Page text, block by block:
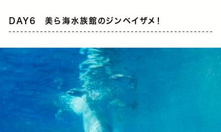
DAY6 美ら海水族館のジンベイザメ！